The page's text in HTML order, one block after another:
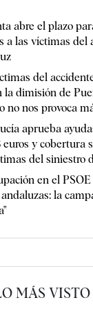
abre el plazo
a las víctimas del
del
la dimisión de
no nos provoca
aprueba
euros y cobertura
del siniestro
en el
la
MÁS VISTO